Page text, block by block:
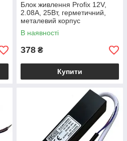
Блок живлення Profix 12V,
2.08A, 25Вт, герметичний,
металевий корпус
В наявності
378 ₴
Купити